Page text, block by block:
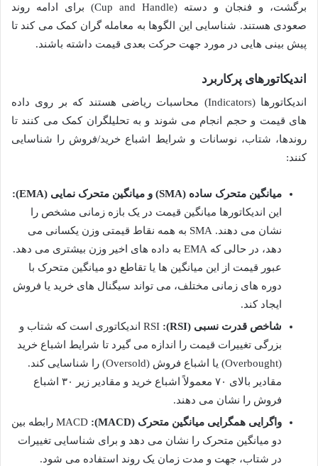
برگشت، و فنجان و دسته (Cup and Handle) برای ادامه روند
صعودی هستند. شناسایی این الگوها به معامله گران کمک می کند تا
پیش بینی هایی در مورد جهت حرکت بعدی قیمت داشته باشند.
اندیکاتورهای پرکاربرد
اندیکاتورها (Indicators) محاسبات ریاضی هستند که بر روی داده
های قیمت و حجم انجام می شوند و به تحلیلگران کمک می کنند تا
روندها، شتاب، نوسانات و شرایط اشباع خرید/فروش را شناسایی
کنند:
میانگین متحرک ساده (SMA) و میانگین متحرک نمایی (EMA):
این اندیکاتورها میانگین قیمت در یک بازه زمانی مشخص را
نشان می دهند. SMA به همه نقاط قیمتی وزن یکسانی می
دهد، در حالی که EMA به داده های اخیر وزن بیشتری می دهد.
عبور قیمت از این میانگین ها یا تقاطع دو میانگین متحرک با
دوره های زمانی مختلف، می تواند سیگنال های خرید یا فروش
ایجاد کند.
شاخص قدرت نسبی (RSI):
RSI اندیکاتوری است که شتاب و
بزرگی تغییرات قیمت را اندازه می گیرد تا شرایط اشباع خرید
(Overbought) یا اشباع فروش (Oversold) را شناسایی کند.
مقادیر بالای ۷۰ معمولاً اشباع خرید و مقادیر زیر ۳۰ اشباع
فروش را نشان می دهند.
واگرایی همگرایی میانگین متحرک (MACD):
MACD رابطه بین
دو میانگین متحرک را نشان می دهد و برای شناسایی تغییرات
در شتاب، جهت و مدت زمان یک روند استفاده می شود.